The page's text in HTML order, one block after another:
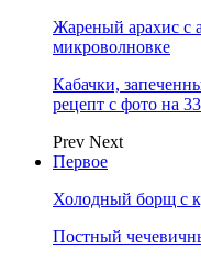
Жареный арахис с
микроволновке
Кабачки,
рецепт с фото на
Prev Next
Первое
Холодный борщ с
Постный